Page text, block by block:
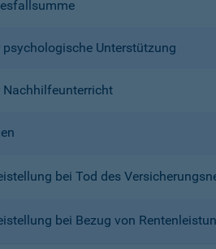
Unterstützung
Nachhilfeunterricht
bei Tod des
bei Bezug von